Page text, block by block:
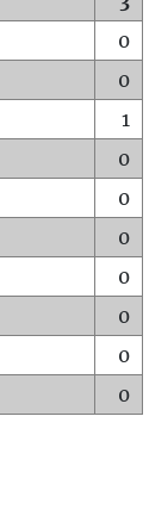
0
0
1
0
0
0
0
0
0
0